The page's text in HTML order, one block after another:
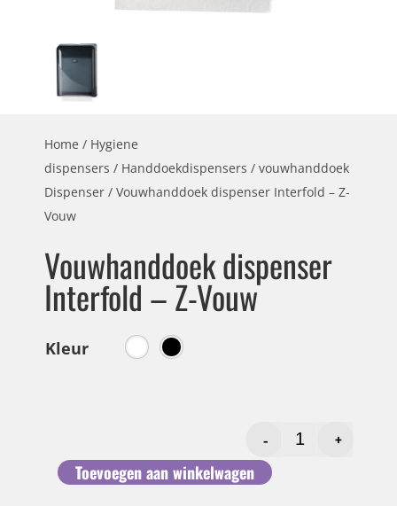
Home / Hygiene
dispensers / Handdoekdispensers / vouwhanddoek
Dispenser / Vouwhanddoek dispenser Interfold – Z-
Vouw
Vouwhanddoek dispenser
Interfold – Z-Vouw
Kleur
-
+
Toevoegen aan winkelwagen